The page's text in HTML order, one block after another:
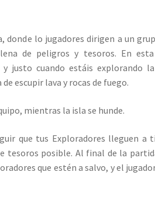
donde lo jugadores dirigen a un
de peligros y tesoros. En
y justo cuando estáis explorando
escupir lava y rocas de fuego.
mientras la isla se hunde.
que tus Exploradores lleguen a
tesoros posible. Al final de la
que estén a salvo, y el